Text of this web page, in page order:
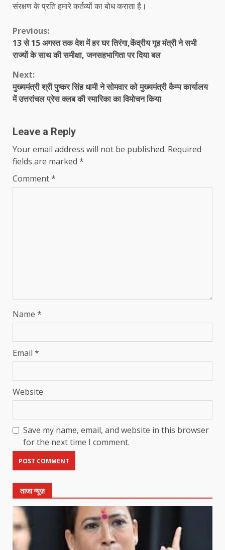
संरक्षण के प्रति हमारे कर्तव्यों का बोध कराता है।
Continue
Reading
Previous:
13 से 15 अगस्त तक देश में हर घर तिरंगा,केंद्रीय गृह मंत्री ने सभी
राज्यों के साथ की समीक्षा, जनसहभागिता पर दिया बल
Next:
मुख्यमंत्री श्री पुष्कर सिंह धामी ने सोमवार को मुख्यमंत्री कैम्प कार्यालय
में उत्तरांचल प्रेस क्लब की स्मारिका का विमोचन किया
Leave a Reply
Your email address will not be published. Required
fields are marked *
Comment*
Name *
Email *
Website
Save my name, email, and website in this browser
for the next time I comment.
ताजा न्यूज़